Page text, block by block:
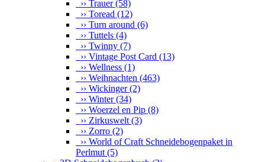
›› Trauer(58)
›› Toread (12)
›› Turn around (6)
›› Tuttels (4)
›› Twinny (7)
›› Vintage Post Card (13)
›› Wellness (1)
›› Weihnachten (463)
›› Wickinger(2)
›› Winter(34)
›› Woerzel en Pip (8)
›› Zirkuswelt (3)
›› Zorro (2)
›› World of Craft Schneidebogenpaket in
Perlmut (5)